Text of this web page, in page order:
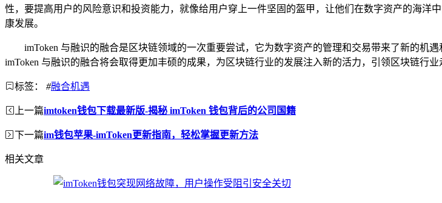
性，要提高用户的风险意识和投资能力，就像给用户穿上一件坚固的盔甲，让他们在数字资产的海
康发展。
imToken 与融识的融合是区块链领域的一次重要尝试，它为数字资产的管理和交易带来了新的机
imToken 与融识的融合将会取得更加丰硕的成果，为区块链行业的发展注入新的活力，引领区块链行业
标签： #融合机遇
上一篇imtoken钱包下载最新版-揭秘 imToken 钱包背后的公司国籍
下一篇im钱包苹果-imToken更新指南，轻松掌握更新方法
相关文章